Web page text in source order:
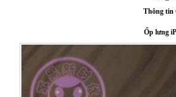
Ốp lưng Sony Xperia Z LT36i Nillkin
Thông tin
Ốp lưng